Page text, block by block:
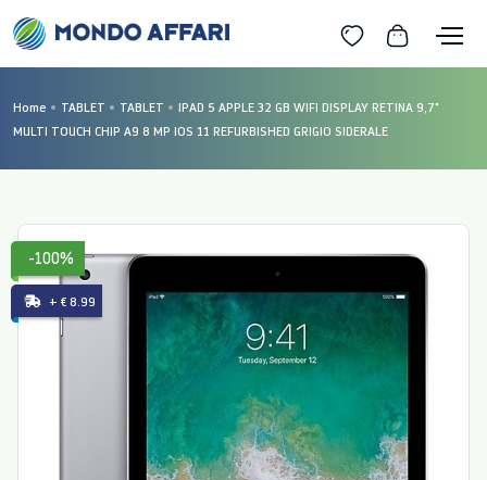
Home TABLET TABLET
IPAD 5 APPLE 32 GB WIFI DISPLAY RETINA 9,7"
MULTI TOUCH CHIP A9 8 MP IOS 11 REFURBISHED GRIGIO SIDERALE
-100%
+ € 8.99